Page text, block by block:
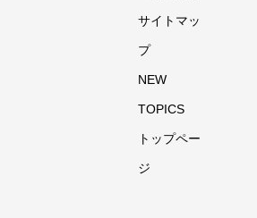
サイトマッ
プ
NEW
TOPICS
トップペー
ジ